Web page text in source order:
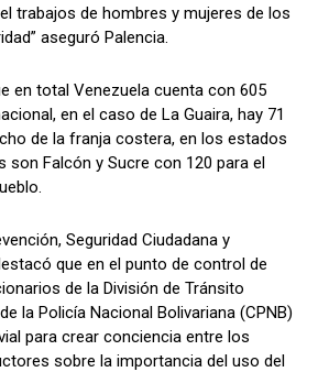
trabajos de hombres y mujeres de los
aseguró Palencia.
en total Venezuela cuenta con 605
en el caso de La Guaira, hay 71
de la franja costera, en los estados
son Falcón y Sucre con 120 para el
Seguridad Ciudadana y
que en el punto de control de
de la División de Tránsito
la Policía Nacional Bolivariana (CPNB)
para crear conciencia entre los
sobre la importancia del uso del